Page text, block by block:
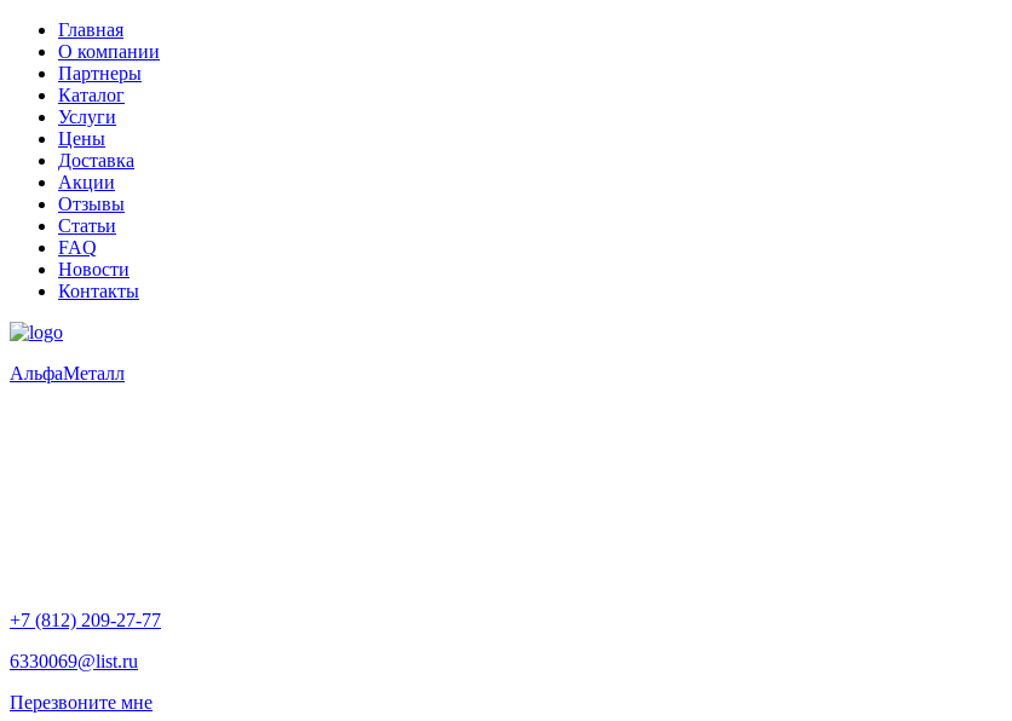
Главная
О компании
Партнеры
Каталог
Услуги
Цены
Доставка
Акции
Отзывы
Статьи
FAQ
Новости
Контакты
АльфаМеталл
+7 (812) 209-27-77
6330069@list.ru
Перезвоните мне